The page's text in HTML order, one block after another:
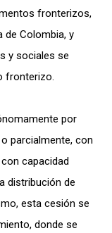
fronterizos,
de Colombia, y
y sociales se
fronterizo.
por
parcialmente, con
capacidad
distribución de
esta cesión se
donde se